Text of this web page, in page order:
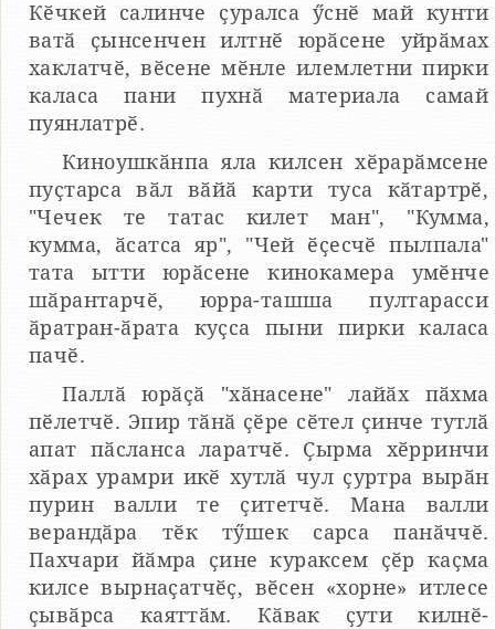
Кӗчкей салинче ҫуралса ӳснӗ май кунти
ватӑ ҫынсенчен илтнӗ юрӑсене уйрӑмах
хаклатчӗ, вӗсене мӗнле илемлетни пирки
каласа пани пухнӑ материала самай
пуянлатрӗ.
Киноушкӑнпа яла килсен хӗрарӑмсене
пуҫтарса вӑл вӑйӑ карти туса кӑтартрӗ,
"Чечек те татас килет ман", "Кумма,
кумма, ӑсатса яр", "Чей ӗҫесчӗ пылпала"
тата ытти юрӑсене кинокамера умӗнче
шӑрантарчӗ, юрра-ташша пултарасси
ӑратран-ӑрата куҫса пыни пирки каласа
пачӗ.
Паллӑ юрӑҫӑ "хӑнасене" лайӑх пӑхма
пӗлетчӗ. Эпир тӑнӑ ҫӗре сӗтел ҫинче тутлӑ
апат пӑсланса ларатчӗ. Ҫырма хӗрринчи
хӑрах урамри икӗ хутлӑ чул ҫуртра вырӑн
пурин валли те ҫитетчӗ. Мана валли
верандӑра тӗк тӳшек сарса панӑччӗ.
Пахчари йӑмра ҫине кураксем ҫӗр каҫма
килсе вырнаҫатчӗҫ, вӗсен «хорне» итлесе
ҫывӑрса каяттӑм. Кӑвак ҫути килнӗ-